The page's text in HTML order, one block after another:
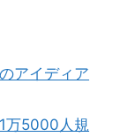
アイディア
万5000人規